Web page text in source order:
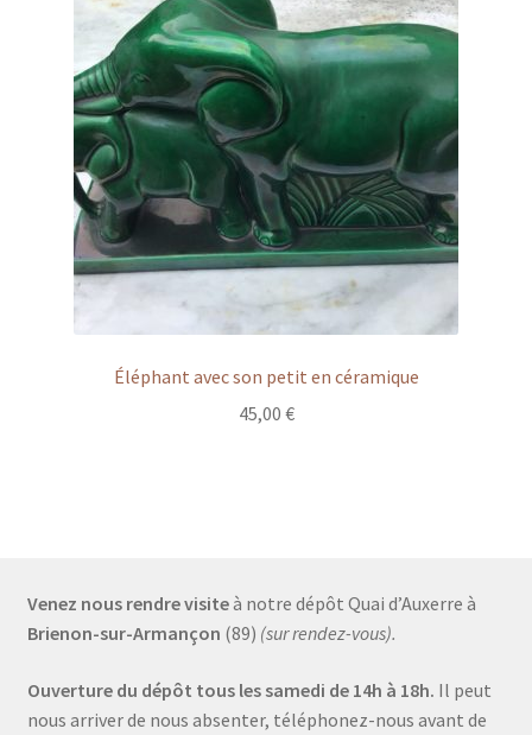
Éléphant avec son petit en céramique
45,00 €
Venez nous rendre visiteà notre dépôt Quai d’Auxerre à
Brienon-sur-Armançon (89) (sur rendez-vous).
Ouverture du dépôt tous les samedi de 14h à 18h. Il peut
nous arriver de nous absenter, téléphonez-nous avant de